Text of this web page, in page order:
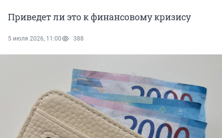
Приведет ли это к финансовому кризису
5 июля 2026, 11:00 388